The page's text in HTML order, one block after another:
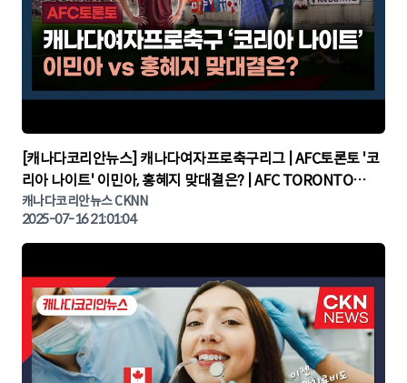
▶
[캐나다코리안뉴스] 캐나다여자프로축구리그 | AFC토론토 '코
리아 나이트' 이민아, 홍혜지 맞대결은? | AFC TORONTO
KOREA NIGHT | 캐나다뉴스 | 토론토뉴스
캐나다코리안뉴스 CKNN
2025-07-16 21:01:04